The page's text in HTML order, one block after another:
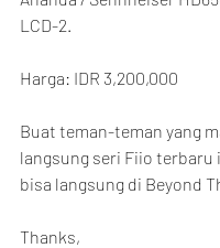
LCD-2.
Harga: IDR 3,200,000
Buat teman-teman yang
langsung seri Fiio terbaru
bisa langsung di Beyond
Thanks,